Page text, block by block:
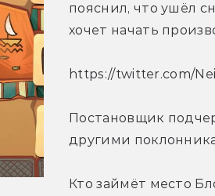
пояснил, что ушёл
хочет начать
https://twitter.com/
Постановщик
другими
Кто займёт место